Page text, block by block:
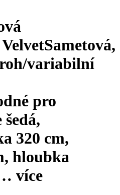
Sametová,
variabilní
pro
320 cm,
hloubka
více